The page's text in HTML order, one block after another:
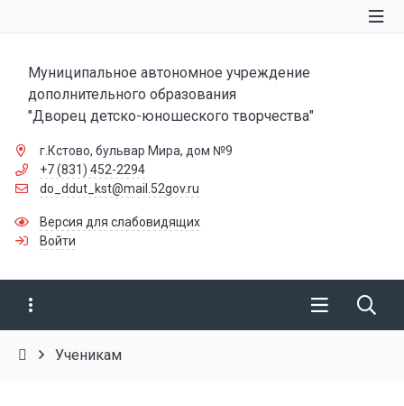
Муниципальное автономное учреждение
дополнительного образования
"Дворец детско-юношеского творчества"
г.Кстово, бульвар Мира, дом №9
+7 (831) 452-2294
do_ddut_kst@mail.52gov.ru
Версия для слабовидящих
Войти
Ученикам